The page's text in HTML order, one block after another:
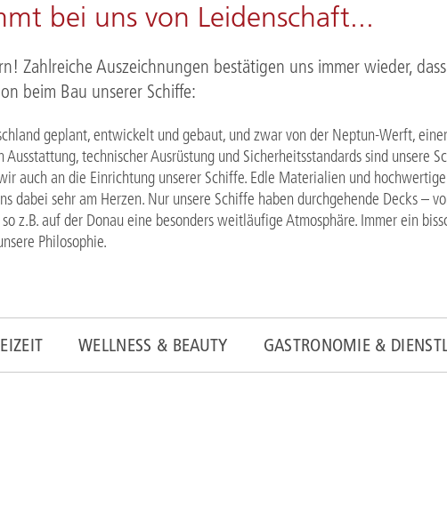
bei uns von Leidenschaft...
Zahlreiche Auszeichnungen bestätigen uns immer wieder,
beim Bau unserer Schiffe:
geplant, entwickelt und gebaut, und zwar von der Neptun-Werft,
Ausstattung, technischer Ausrüstung und Sicherheitsstandards sind unsere
auch an die Einrichtung unserer Schiffe. Edle Materialien und
dabei sehr am Herzen. Nur unsere Schiffe haben durchgehende Decks –
z.B. auf der Donau eine besonders weitläufige Atmosphäre. Immer ein
Philosophie.
WELLNESS & BEAUTY GASTRONOMIE &